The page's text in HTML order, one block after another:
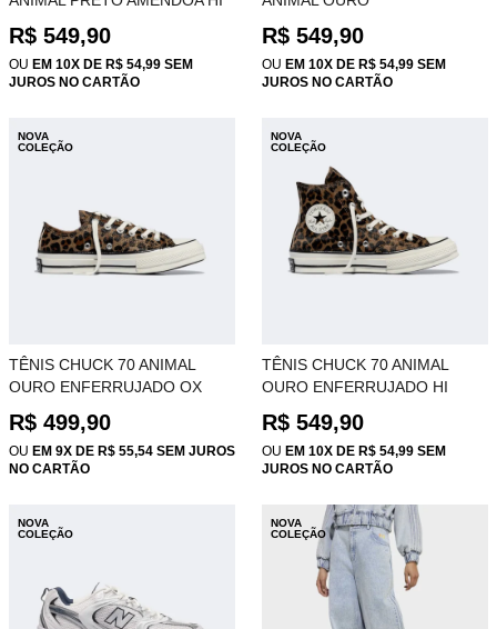
CT35860002
R$ 549,90
OU EM 10X DE R$ 54,99 SEM
JUROS NO CARTÃO
ENFERRUJADO AMENDOA Hi
CT35860001
R$ 549,90
OU EM 10X DE R$ 54,99 SEM
JUROS NO CARTÃO
NOVA
COLEÇÃO
TÊNIS CHUCK 70 ANIMAL
OURO ENFERRUJADO OX
CT34200001
R$ 499,90
OU EM 9X DE R$ 55,54 SEM JUROS
NO CARTÃO
NOVA
COLEÇÃO
TÊNIS CHUCK 70 ANIMAL
OURO ENFERRUJADO HI
CT34190001
R$ 549,90
OU EM 10X DE R$ 54,99 SEM
JUROS NO CARTÃO
NOVA
COLEÇÃO
NOVA
COLEÇÃO